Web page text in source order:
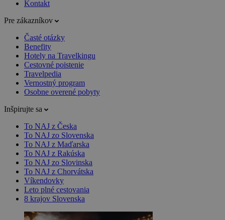
Kontakt
Pre zákazníkov
Časté otázky
Benefity
Hotely na Travelkingu
Cestovné poistenie
Travelpedia
Vernostný program
Osobne overené pobyty
Inšpirujte sa
To NAJ z Česka
To NAJ zo Slovenska
To NAJ z Maďarska
To NAJ z Rakúska
To NAJ zo Slovinska
To NAJ z Chorvátska
Víkendovky
Leto plné cestovania
8 krajov Slovenska